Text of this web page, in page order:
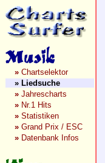
» Chartselektor
» Liedsuche
» Jahrescharts
» Nr.1 Hits
» Statistiken
» Grand Prix / ESC
» Datenbank Infos